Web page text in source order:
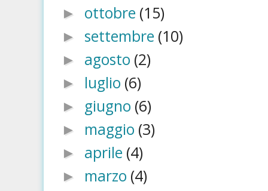
► ottobre (15)
► settembre (10)
► agosto (2)
► luglio (6)
► giugno (6)
► maggio (3)
► aprile (4)
► marzo (4)